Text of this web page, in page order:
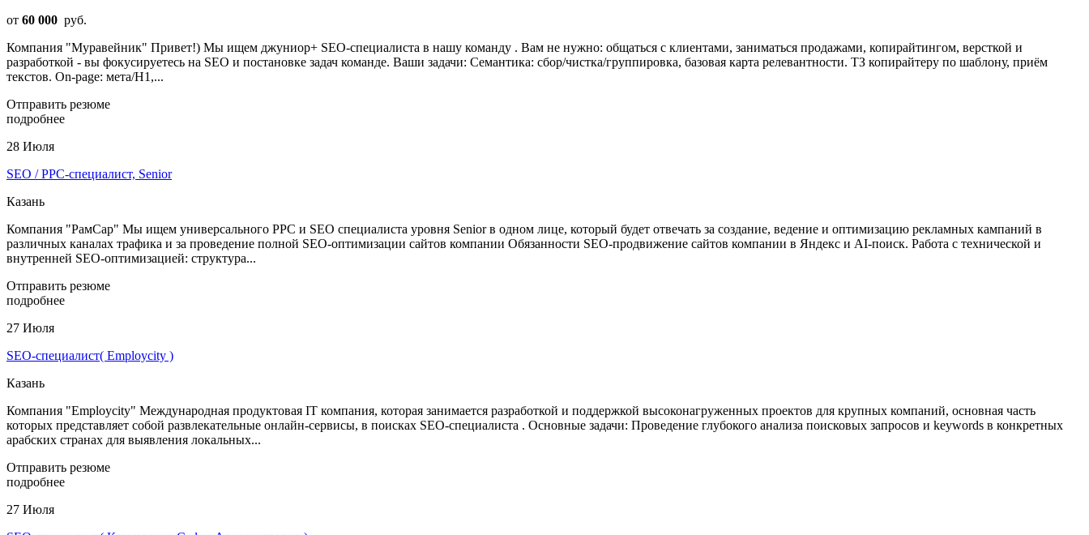
от 60 000 руб.
Компания "Муравейник" Привет!) Мы ищем джуниор+ SEO-специалиста в нашу команду . Вам не нужно: общаться с клиентами, заниматься продажами, копирайтингом, версткой и
разработкой - вы фокусируетесь на SEO и постановке задач команде. Ваши задачи: Семантика: сбор/чистка/группировка, базовая карта релевантности. ТЗ копирайтеру по шаблону, приём
текстов. On-page: мета/H1,...
Отправить резюме
подробнее
28 Июля
SEO / PPC-специалист, Senior
Казань
Компания "РамСар" Мы ищем универсального PPC и SEO специалиста уровня Senior в одном лице, который будет отвечать за создание, ведение и оптимизацию рекламных кампаний в
различных каналах трафика и за проведение полной SEO-оптимизации сайтов компании Обязанности SEO-продвижение сайтов компании в Яндекс и AI-поиск. Работа с технической и
внутренней SEO-оптимизацией: структура...
Отправить резюме
подробнее
27 Июля
SEO-специалист( Employcity )
Казань
Компания "Employcity" Международная продуктовая IT компания, которая занимается разработкой и поддержкой высоконагруженных проектов для крупных компаний, основная часть
которых представляет собой развлекательные онлайн-сервисы, в поисках SEO-специалиста . Основные задачи: Проведение глубокого анализа поисковых запросов и keywords в конкретных
арабских странах для выявления локальных...
Отправить резюме
подробнее
27 Июля